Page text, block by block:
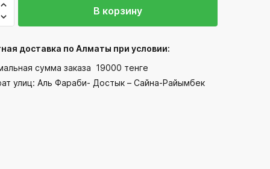
В корзину
доставка по Алматы при условии:
сумма заказа 19000 тенге
улиц: Аль Фараби- Достык – Сайна-Райымбек